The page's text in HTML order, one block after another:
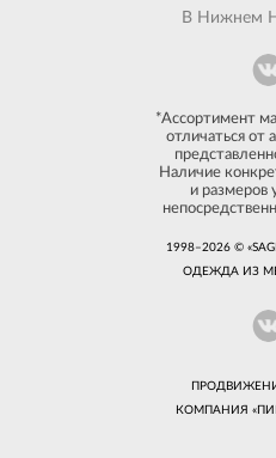
В Нижнем
*Ассортимент
отличаться от
Наличие
и размеров
1998–2026 ©
ОДЕЖДА ИЗ
КОМПАНИЯ «